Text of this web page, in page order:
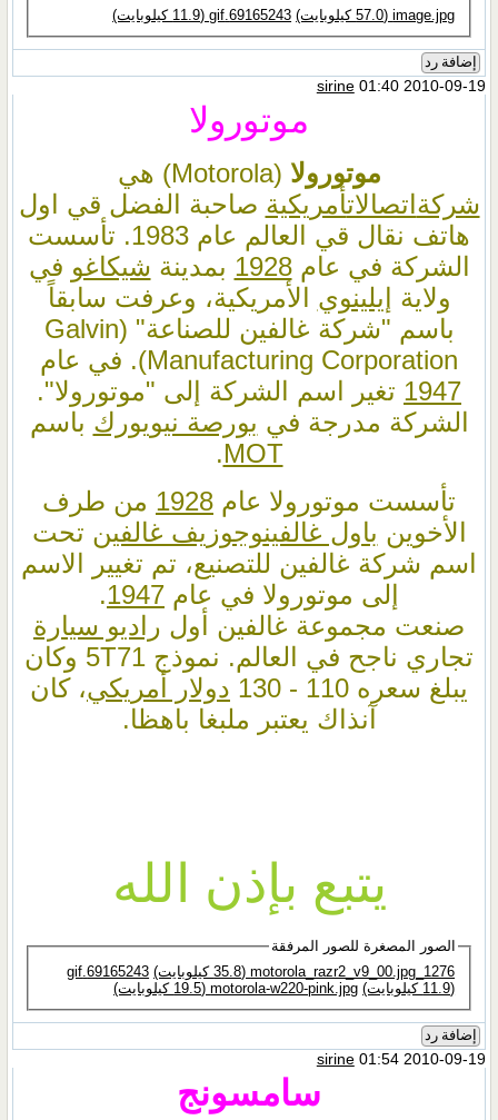
image.jpg‏ (57.0 كيلوبايت)
69165243.gif‏ (11.9 كيلوبايت)
إضافة رد
sirine01:40 2010-09-19
موتورولا
موتورولا (Motorola) هي
شركة اتصالاتأمريكية صاحبة الفضل قي اول
هاتف نقال قي العالم عام 1983. تأسست
الشركة في عام1928 بمدينة شيكاغو في
ولاية
إيلينوي الأمريكية، وعرفت سابقاً
باسم "شركة غالفين للصناعة" (Galvin
Manufacturing Corporation). في عام
1947 تغير اسم الشركة إلى "موتورولا".
الشركة مدرجة في بورصة نيويورك باسم
MOT
.
تأسست موتورولا عام 1928 من طرف
الأخوين باول غالفينوجوزيف غالفين تحت
اسم شركة غالفين للتصنيع، تم تغيير الاسم
إلى موتورولا في عام 1947
.
صنعت مجموعة غالفين أول راديو سيارة
تجاري ناجح في العالم. نموذج 5T71 وكان
يبلغ سعره 110 - 130
دولار أمريكي، كان
آنذاك يعتبر ملبغا باهظا.
يتبع بإذن الله
الصور المصغرة للصور المرفقة
1276_motorola_razr2_v9_00.jpg‏ (35.8 كيلوبايت)
69165243.gif‏
(11.9 كيلوبايت)
motorola-w220-pink.jpg‏ (19.5 كيلوبايت)
إضافة رد
sirine01:54 2010-09-19
سامسونج